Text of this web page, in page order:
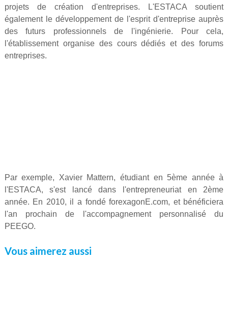
projets de création d'entreprises. L'ESTACA soutient
également le développement de l'esprit d'entreprise auprès
des futurs professionnels de l'ingénierie. Pour cela,
l'établissement organise des cours dédiés et des forums
entreprises.
Par exemple, Xavier Mattern, étudiant en 5ème année à
l'ESTACA, s'est lancé dans l'entrepreneuriat en 2ème
année. En 2010, il a fondé forexagonE.com, et bénéficiera
l'an prochain de l'accompagnement personnalisé du
PEEGO.
Vous aimerez aussi